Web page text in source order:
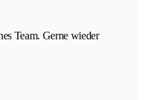
Team. Gerne wieder